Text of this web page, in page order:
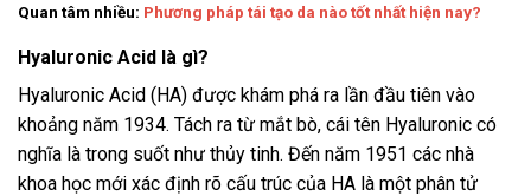
Quan tâm nhiều: Phương pháp tái tạo da nào tốt nhất hiện nay?
Hyaluronic Acid là gì?
Hyaluronic Acid (HA) được khám phá ra lần đầu tiên vào
khoảng năm 1934. Tách ra từ mắt bò, cái tên Hyaluronic có
nghĩa là trong suốt như thủy tinh. Đến năm 1951 các nhà
khoa học mới xác định rõ cấu trúc của HA là một phân tử